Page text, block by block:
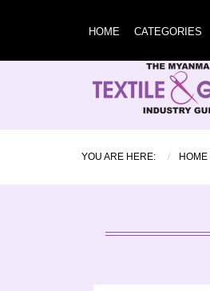
HOME CATEGORIES
YOU ARE HERE: HOME